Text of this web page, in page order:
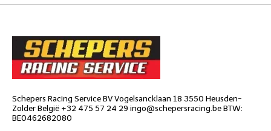
Schepers Racing Service BV Vogelsancklaan 18 3550 Heusden-
Zolder België +32 475 57 24 29 ingo@schepersracing.beBTW:
BE0462682080